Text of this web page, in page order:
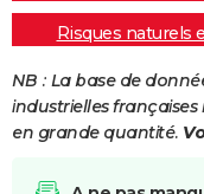
COPAINS D'AVANT
AVIS DE DÉCÈS
Risques naturels
NB : La base de
industrielles
en grande quantité.